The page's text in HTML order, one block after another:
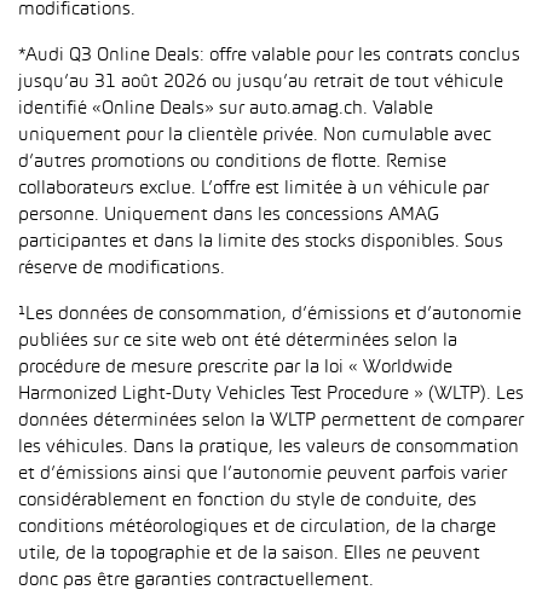
modifications.
*Audi Q3 Online Deals: offre valable pour les contrats conclus
jusqu’au 31 août 2026 ou jusqu’au retrait de tout véhicule
identifié «Online Deals» sur auto.amag.ch. Valable
uniquement pour la clientèle privée. Non cumulable avec
d’autres promotions ou conditions de flotte. Remise
collaborateurs exclue. L’offre est limitée à un véhicule par
personne. Uniquement dans les concessions AMAG
participantes et dans la limite des stocks disponibles. Sous
réserve de modifications.
¹Les données de consommation, d’émissions et d’autonomie
publiées sur ce site web ont été déterminées selon la
procédure de mesure prescrite par la loi « Worldwide
Harmonized Light-Duty Vehicles Test Procedure » (WLTP). Les
données déterminées selon la WLTP permettent de comparer
les véhicules. Dans la pratique, les valeurs de consommation
et d’émissions ainsi que l’autonomie peuvent parfois varier
considérablement en fonction du style de conduite, des
conditions météorologiques et de circulation, de la charge
utile, de la topographie et de la saison. Elles ne peuvent
donc pas être garanties contractuellement.